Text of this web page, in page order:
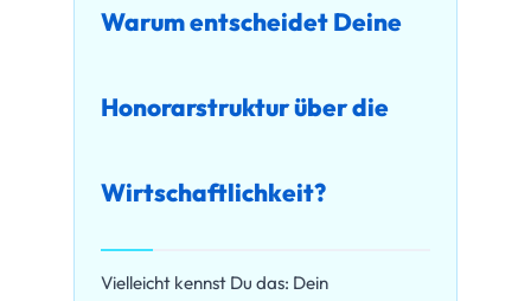
Warum entscheidet Deine
Honorarstruktur über die
Wirtschaftlichkeit?
Vielleicht kennst Du das: Dein